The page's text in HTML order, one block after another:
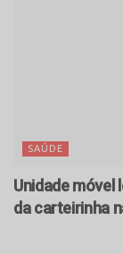
SAÚDE
Unidade móvel
da carteirinha